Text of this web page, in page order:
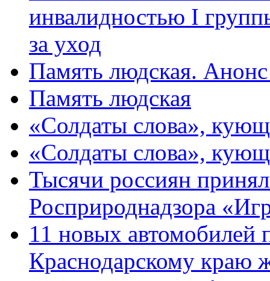
инвалидностью I
за уход
Память людская.
Память людская
«Солдаты слова»,
«Солдаты слова»,
Тысячи россиян
Росприроднадзора
11 новых автомобилей
Краснодарскому краю